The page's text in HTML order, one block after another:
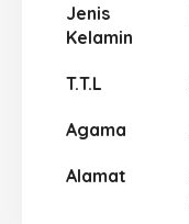
Jenis
Kelamin
T.T.L
Agama
Alamat